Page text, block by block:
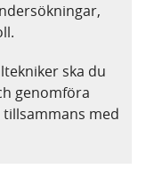
ska du
genomföra
med